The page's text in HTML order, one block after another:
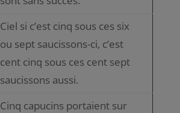
Ciel si c’est cinq sous ces six
ou sept saucissons-ci, c’est
cent cinq sous ces cent sept
saucissons aussi.
Cinq capucins portaient sur